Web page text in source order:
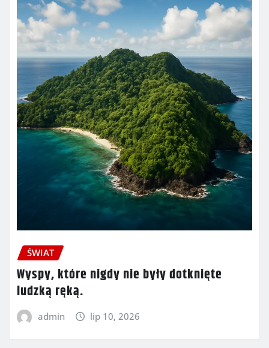
ŚWIAT
Wyspy, które nigdy nie były dotknięte
ludzką ręką.
admin lip 10, 2026